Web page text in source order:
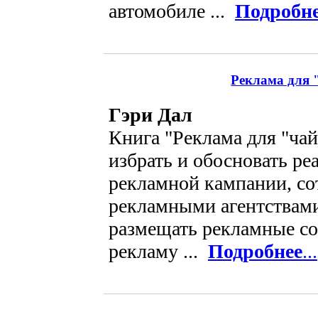
автомобиле ...
Реклама для
Гэри Дал
Книга "Реклама для
избрать и обосновать
рекламной кампании,
рекламными
размещать рекламные
рекламу ... Подробнее...